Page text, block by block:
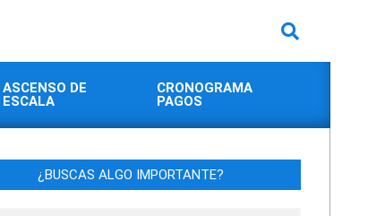
Buscar
ASCENSO DE
ESCALA
CRONOGRAMA
PAGOS
¿BUSCAS ALGO IMPORTANTE?